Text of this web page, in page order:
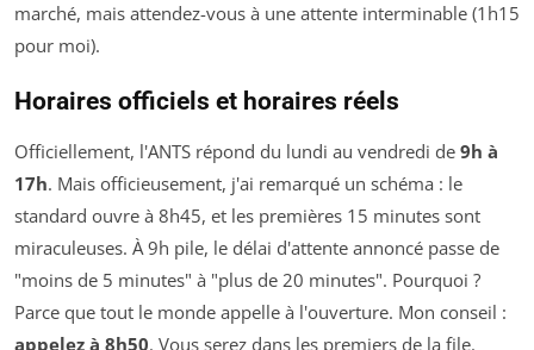
marché, mais attendez-vous à une attente interminable (1h15
pour moi).
Horaires officiels et horaires réels
Officiellement, l'ANTS répond du lundi au vendredi de 9h à
17h. Mais officieusement, j'ai remarqué un schéma : le
standard ouvre à 8h45, et les premières 15 minutes sont
miraculeuses. À 9h pile, le délai d'attente annoncé passe de
"moins de 5 minutes" à "plus de 20 minutes". Pourquoi ?
Parce que tout le monde appelle à l'ouverture. Mon conseil :
appelez à 8h50. Vous serez dans les premiers de la file.